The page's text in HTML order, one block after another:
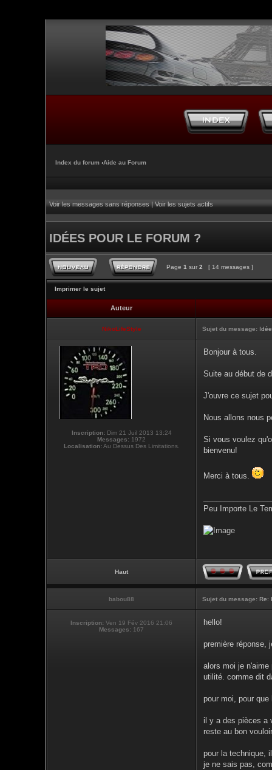
Index du forum ‹Aide au Forum
Voir les messages sans réponses|Voir les sujets actifs
IDÉES POUR LE FORUM ?
Page 1 sur 2 [ 14 messages ]
Imprimer le sujet
Auteur
NikoLifeStyle Sujet du message:
Inscription:Dim 21 Juil 2013 13:24
Messages: 1972
Localisation:Au Dessus Des Limitations.
Bonjour à tous.
Suite au début de
J'ouvre ce sujet
Nous allons nous
Si vous voulez
bienvenu!
Merci à tous.
Peu Importe Le
Haut
babou88 Sujet du message: Re:
Inscription: Ven 19 Fév 2016 21:06
Messages: 167
hello!
première réponse,
alors moi je
utilité. comme dit
pour moi, pour
il y a des pièces a
reste au bon
pour la technique,
je ne sais pas,